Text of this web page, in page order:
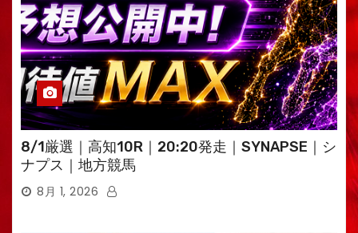
8/1厳選｜高知10R｜20:20発走｜SYNAPSE｜シ
ナプス｜地方競馬
8月 1, 2026